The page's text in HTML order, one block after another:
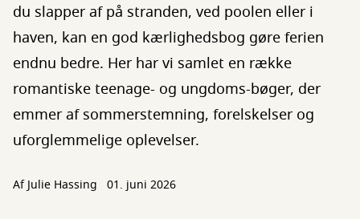
du slapper af på stranden, ved poolen eller i
haven, kan en god kærlighedsbog gøre ferien
endnu bedre. Her har vi samlet en række
romantiske teenage- og ungdoms-bøger, der
emmer af sommerstemning, forelskelser og
uforglemmelige oplevelser.
AfJulie Hassing 01. juni 2026